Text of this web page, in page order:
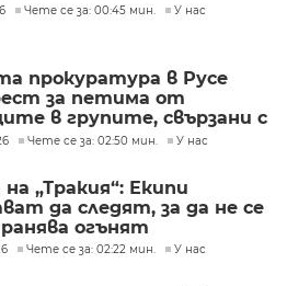
Чете се за: 00:45 мин. У нас
прокуратура в Русе
за петима от
в групите, свързани с
лаборатория за
Чете се за: 02:50 мин. У нас
„Тракия“: Екипи
да следят, за да не се
огънят
Чете се за: 02:22 мин. У нас